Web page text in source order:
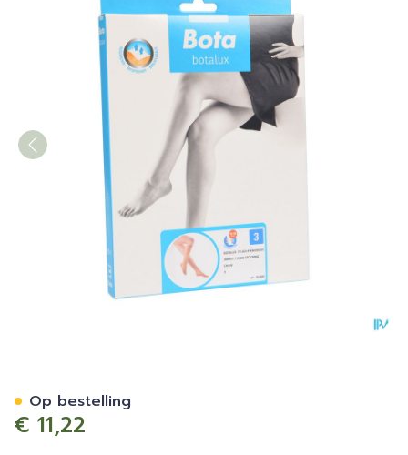
€ 11,22
Op bestelling